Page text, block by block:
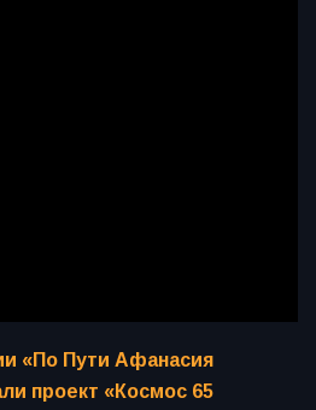
«По Пути Афанасия
проект «Космос 65